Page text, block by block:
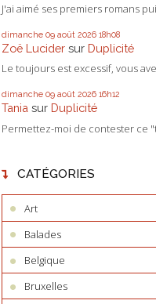
J'ai aimé ses premiers romans
dimanche 09 août 2026 18h08
Zoë Lucider sur Duplicité
Le toujours est excessif, vous
dimanche 09 août 2026 16h12
Tania sur Duplicité
Permettez-moi de contester ce
CATÉGORIES
Art
Balades
Belgique
Bruxelles